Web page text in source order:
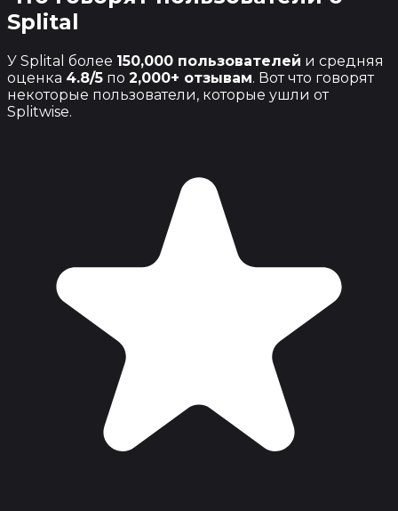
Splital
У Splital более 150,000 пользователей и средняя
оценка 4.8/5 по 2,000+ отзывам. Вот что говорят
некоторые пользователи, которые ушли от
Splitwise.